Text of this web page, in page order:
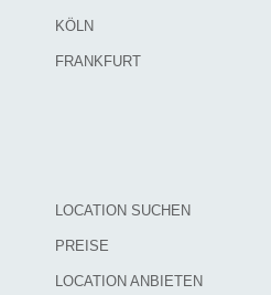
KÖLN
FRANKFURT
LOCATION SUCHEN
PREISE
LOCATION ANBIETEN